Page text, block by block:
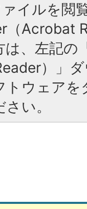
ァイルを閲
（Acrobat
、左記の
）」
トウェア
い。